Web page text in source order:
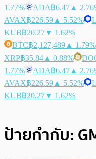
1.77%
ADA฿6.47 ▲
AVAX฿226.59 ▲ 5.52%
KUB฿20.27▼ 1.62%
BTC฿2,127,489 ▲ 1.79%
XRP฿35.84 ▲ 0.88%
1.77%
ADA฿6.47 ▲
AVAX฿226.59 ▲ 5.52%
KUB฿20.27▼ 1.62%
ป้ายกำกับ: